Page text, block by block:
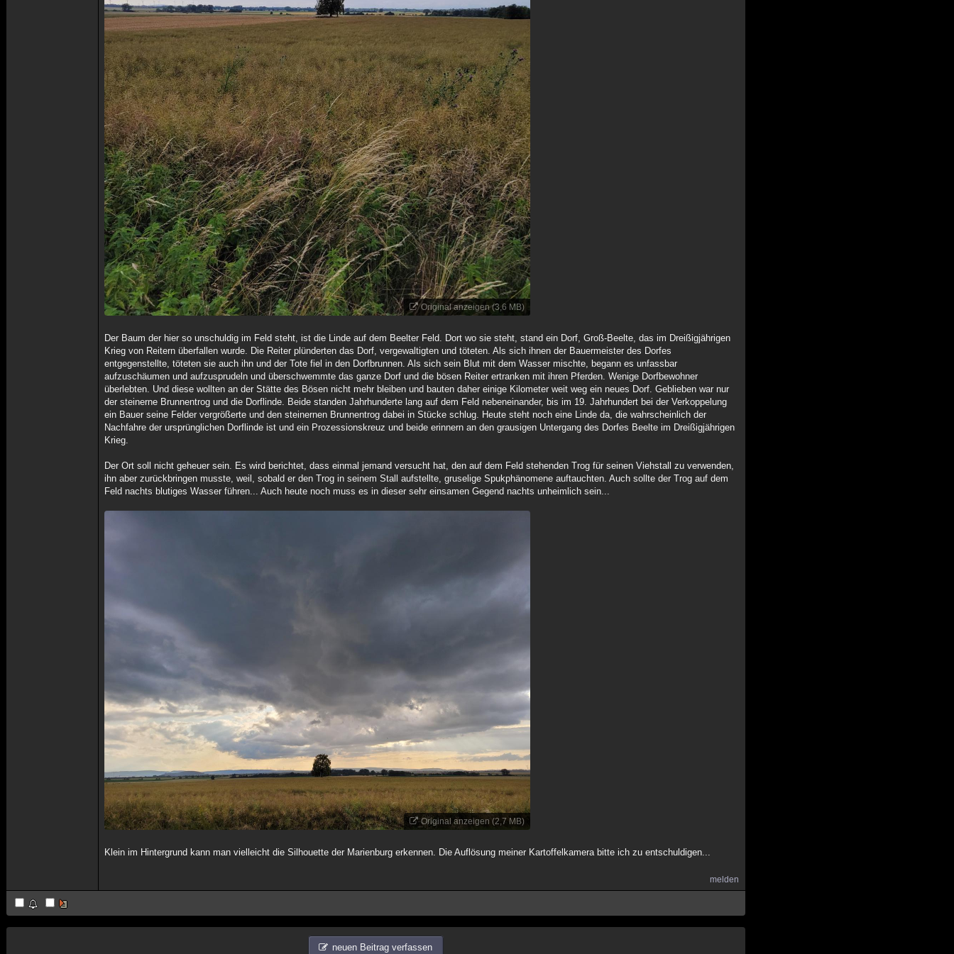
Original anzeigen (3,6 MB)
Der Baum der hier so unschuldig im Feld steht, ist die Linde auf dem Beelter Feld. Dort wo sie steht, stand ein Dorf, Groß-Beelte, das im Dreißigjährigen
Krieg von Reitern überfallen wurde. Die Reiter plünderten das Dorf, vergewaltigten und töteten. Als sich ihnen der Bauermeister des Dorfes
entgegenstellte, töteten sie auch ihn und der Tote fiel in den Dorfbrunnen. Als sich sein Blut mit dem Wasser mischte, begann es unfassbar
aufzuschäumen und aufzusprudeln und überschwemmte das ganze Dorf und die bösen Reiter ertranken mit ihren Pferden. Wenige Dorfbewohner
überlebten. Und diese wollten an der Stätte des Bösen nicht mehr bleiben und bauten daher einige Kilometer weit weg ein neues Dorf. Geblieben war nur
der steinerne Brunnentrog und die Dorflinde. Beide standen Jahrhunderte lang auf dem Feld nebeneinander, bis im 19. Jahrhundert bei der Verkoppelung
ein Bauer seine Felder vergrößerte und den steinernen Brunnentrog dabei in Stücke schlug. Heute steht noch eine Linde da, die wahrscheinlich der
Nachfahre der ursprünglichen Dorflinde ist und ein Prozessionskreuz und beide erinnern an den grausigen Untergang des Dorfes Beelte im Dreißigjährigen
Krieg.
Der Ort soll nicht geheuer sein. Es wird berichtet, dass einmal jemand versucht hat, den auf dem Feld stehenden Trog für seinen Viehstall zu verwenden,
ihn aber zurückbringen musste, weil, sobald er den Trog in seinem Stall aufstellte, gruselige Spukphänomene auftauchten. Auch sollte der Trog auf dem
Feld nachts blutiges Wasser führen... Auch heute noch muss es in dieser sehr einsamen Gegend nachts unheimlich sein...
Original anzeigen (2,7 MB)
Klein im Hintergrund kann man vielleicht die Silhouette der Marienburg erkennen. Die Auflösung meiner Kartoffelkamera bitte ich zu entschuldigen...
melden
neuen Beitrag verfassen